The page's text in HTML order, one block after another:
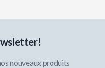
nouveaux produits